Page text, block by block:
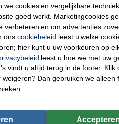
1 doos van 2.500 vel A4 - 80 grams FSC®
dit artikel ook besteld hebben
we cookies en vergelijkbare
goed werkt. Marketingcookies
verbeteren en om advertenties
ons cookiebeleid leest u welke
hier kunt u uw voorkeuren op
leest u hoe we met uw
vindt u altijd terug in de footer. Klik
weigeren? Dan gebruiken we alleen
Accepteren